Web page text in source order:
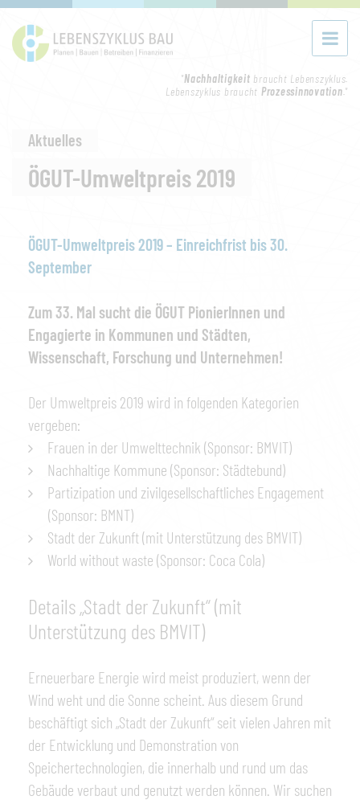
"Nachhaltigkeit braucht Lebenszyklus.
Lebenszyklus braucht Prozessinnovation."
Aktuelles
ÖGUT-Umweltpreis 2019
ÖGUT-Umweltpreis 2019 – Einreichfrist bis 30.
September
Zum 33. Mal sucht die ÖGUT PionierInnen und
Engagierte in Kommunen und Städten,
Wissenschaft, Forschung und Unternehmen!
Der Umweltpreis 2019 wird in folgenden Kategorien
vergeben:
Frauen in der Umwelttechnik (Sponsor: BMVIT)
Nachhaltige Kommune (Sponsor: Städtebund)
Partizipation und zivilgesellschaftliches Engagement
(Sponsor: BMNT)
Stadt der Zukunft (mit Unterstützung des BMVIT)
World without waste (Sponsor: Coca Cola)
Details „Stadt der Zukunft“ (mit
Unterstützung des BMVIT)
Erneuerbare Energie wird meist produziert, wenn der
Wind weht und die Sonne scheint. Aus diesem Grund
beschäftigt sich „Stadt der Zukunft“ seit vielen Jahren mit
der Entwicklung und Demonstration von
Speichertechnologien, die innerhalb und rund um das
Gebäude verbaut und genutzt werden können. Wir suchen